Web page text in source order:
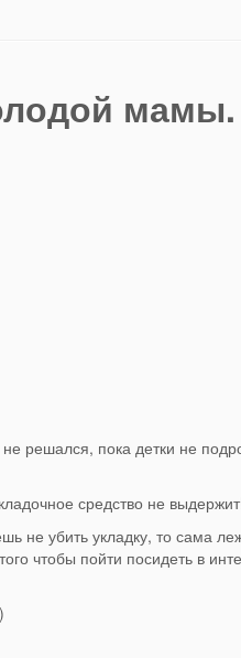
мамы.
решался, пока детки не
средство не
не убить укладку, то сама
чтобы пойти посидеть в